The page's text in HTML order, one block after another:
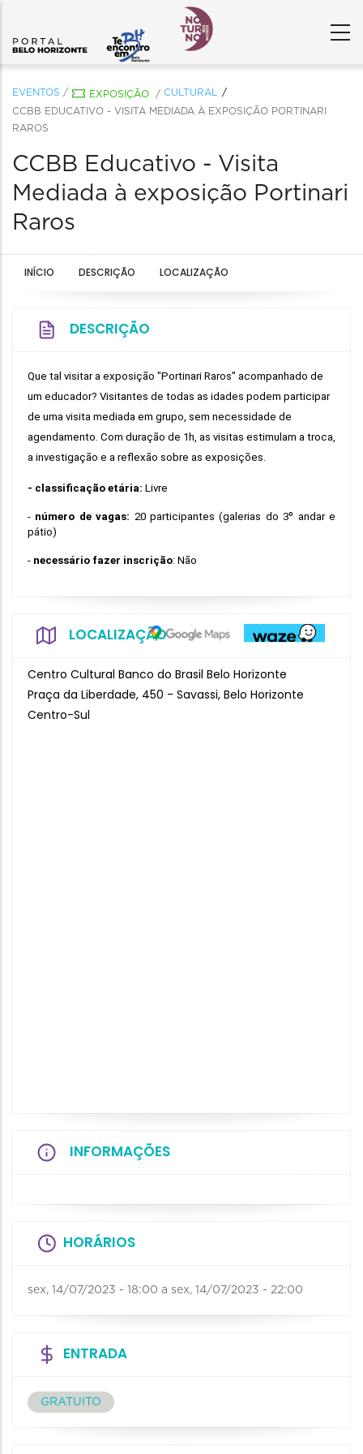
EVENTOS / EXPOSIÇÃO / CULTURAL
CCBB EDUCATIVO - VISITA MEDIADA À EXPOSIÇÃO PORTINARI
RAROS
CCBB Educativo - Visita
Mediada à exposição Portinari
Raros
INÍCIO DESCRIÇÃO LOCALIZAÇÃO
DESCRIÇÃO
Que tal visitar a exposição "Portinari Raros" acompanhado de
um educador? Visitantes de todas as idades podem participar
de uma visita mediada em grupo, sem necessidade de
agendamento. Com duração de 1h, as visitas estimulam a troca,
a investigação e a reflexão sobre as exposições.
- classificação etária: Livre
- número de vagas: 20 participantes (galerias do 3º andar e
pátio)
- necessário fazer inscrição: Não
LOCALIZAÇÃO
Centro Cultural Banco do Brasil Belo Horizonte
Praça da Liberdade, 450 - Savassi, Belo Horizonte
Centro-Sul
INFORMAÇÕES
HORÁRIOS
sex, 14/07/2023 - 18:00 a sex, 14/07/2023 - 22:00
ENTRADA
GRATUITO